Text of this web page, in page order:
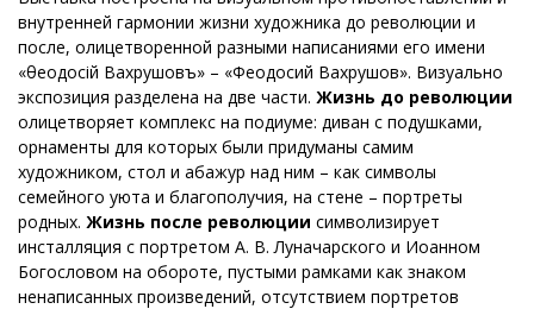
внутренней гармонии жизни художника до революции и
после, олицетворенной разными написаниями его имени
«θеодосiй Вахрушовъ» – «Феодосий Вахрушов». Визуально
экспозиция разделена на две части. Жизнь до революции
олицетворяет комплекс на подиуме: диван с подушками,
орнаменты для которых были придуманы самим
художником, стол и абажур над ним – как символы
семейного уюта и благополучия, на стене – портреты
родных. Жизнь после революции символизирует
инсталляция с портретом А. В. Луначарского и Иоанном
Богословом на обороте, пустыми рамками как знаком
ненаписанных произведений, отсутствием портретов